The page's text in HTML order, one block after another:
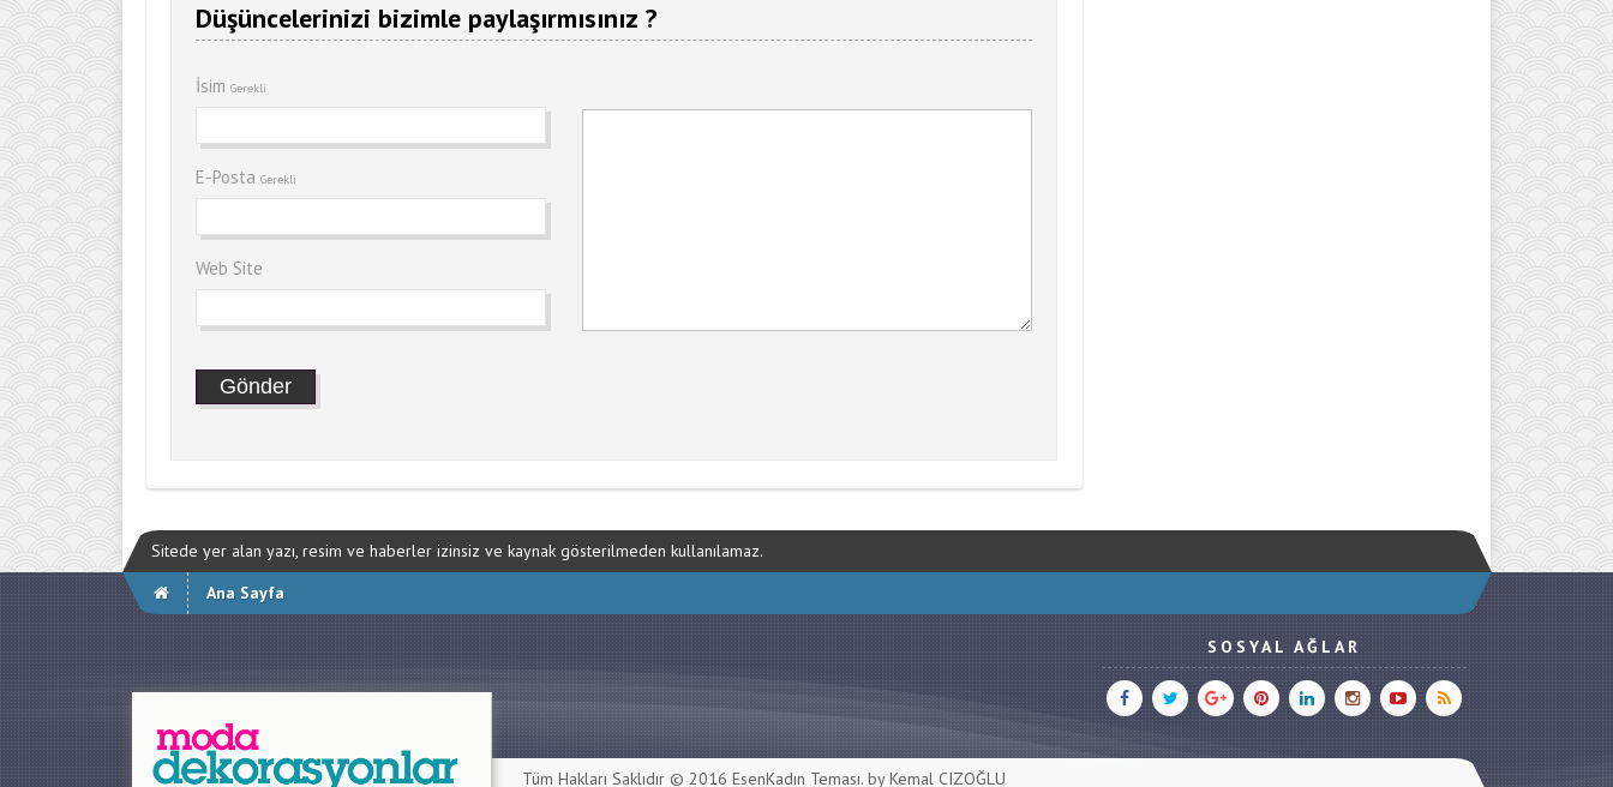
Düşüncelerinizi bizimle paylaşırmısınız ?
İsim Gerekli
E-Posta Gerekli
Web Site
Sitede yer alan yazı, resim ve haberler izinsiz ve kaynak gösterilmeden kullanılamaz.
Ana Sayfa
SOSYAL AĞLAR
Tüm Hakları Saklıdır © 2016 EsenKadın Teması. by Kemal CIZOĞLU